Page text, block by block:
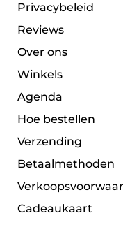
Privacybeleid
Reviews
Over ons
Winkels
Agenda
Hoe bestellen
Verzending
Betaalmethoden
Cadeaukaart